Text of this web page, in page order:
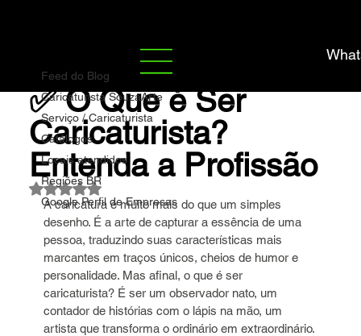
Feed do Blog
Caricaturista SouzaArte
Serviço / Caricaturista
Catálogos
Locais atendidos
Regiões BR
Google Perfil de Empresas
✅ O Que é Ser
Caricaturista?
Entenda a Profissão
Marco Souza 26 de jul. 5 min de leitura
Avaliado com NaN de 5 estrelas.
A caricatura é muito mais do que um simples
desenho. É a arte de capturar a essência de uma
pessoa, traduzindo suas características mais
marcantes em traços únicos, cheios de humor e
personalidade. Mas afinal, o que é ser
caricaturista? É ser um observador nato, um
contador de histórias com o lápis na mão, um
artista que transforma o ordinário em extraordinário.